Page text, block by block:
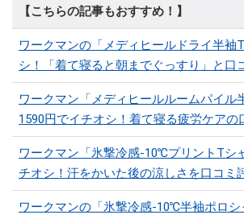
【こちらの記事もおすすめ！】
ワークマンの「メディヒールドライ半袖
シ！「着て寝ると朝までぐっすり」と口
ワークマン「メディヒールルームパイル
1590円でイチオシ！着て寝る疲労ケアの
ワークマン「氷撃冷感-10℃プリントTシ
チオシ！汗をかいた後の涼しさを口コミ
ワークマンの「氷撃冷感-10℃半袖ポロ